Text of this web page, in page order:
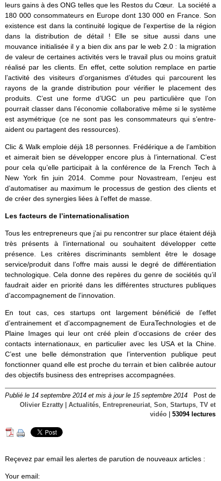
leurs gains à des ONG telles que les Restos du Cœur. La société a
180 000 consommateurs en Europe dont 130 000 en France. Son
existence est dans la continuité logique de l’expertise de la région
dans la distribution de détail ! Elle se situe aussi dans une
mouvance initialisée il y a bien dix ans par le web 2.0 : la migration
de valeur de certaines activités vers le travail plus ou moins gratuit
réalisé par les clients. En effet, cette solution remplace en partie
l’activité des visiteurs d’organismes d’études qui parcourent les
rayons de la grande distribution pour vérifier le placement des
produits. C’est une forme d’UGC un peu particulière que l’on
pourrait classer dans l’économie collaborative même si le système
est asymétrique (ce ne sont pas les consommateurs qui s’entre-
aident ou partagent des ressources).
Clic & Walk emploie déjà 18 personnes. Frédérique a de l’ambition
et aimerait bien se développer encore plus à l’international. C’est
pour cela qu’elle participait à la conférence de la French Tech à
New York fin juin 2014. Comme pour Novastream, l’enjeu est
d’automatiser au maximum le processus de gestion des clients et
de créer des synergies liées à l’effet de masse.
Les facteurs de l’internationalisation
Tous les entrepreneurs que j’ai pu rencontrer sur place étaient déjà
très présents à l’international ou souhaitent développer cette
présence. Les critères discriminants semblent être le dosage
service/produit dans l’offre mais aussi le degré de différentiation
technologique. Cela donne des repères du genre de sociétés qu’il
faudrait aider en priorité dans les différentes structures publiques
d’accompagnement de l’innovation.
En tout cas, ces startups ont largement bénéficié de l’effet
d’entrainement et d’accompagnement de EuraTechnologies et de
Plaine Images qui leur ont créé plein d’occasions de créer des
contacts internationaux, en particulier avec les USA et la Chine.
C’est une belle démonstration que l’intervention publique peut
fonctionner quand elle est proche du terrain et bien calibrée autour
des objectifs business des entreprises accompagnées.
Publié le 14 septembre 2014 et mis à jour le 15 septembre 2014
Post de
Olivier Ezratty
Actualités, Entrepreneuriat, Son, Startups, TV et
vidéo
53094 lectures
Reçevez par email les alertes de parution de nouveaux articles :
Your email: